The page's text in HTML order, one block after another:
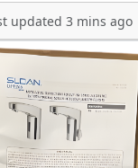
updated 3 mins ago